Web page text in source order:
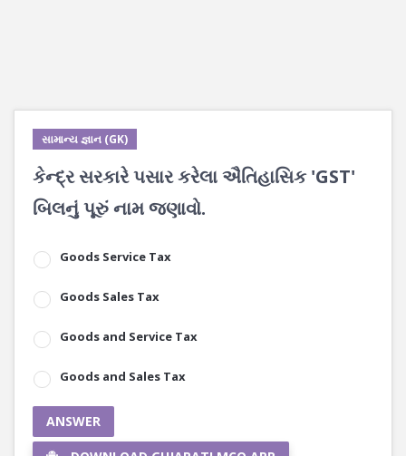
સામાન્ય જ્ઞાન (GK)
કેન્દ્ર સરકારે પસાર કરેલા ઐતિહાસિક 'GST'
બિલનું પૂરું નામ જણાવો.
Goods Service Tax
Goods Sales Tax
Goods and Service Tax
Goods and Sales Tax
ANSWER